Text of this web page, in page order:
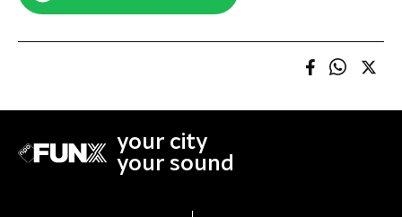
your city
your sound